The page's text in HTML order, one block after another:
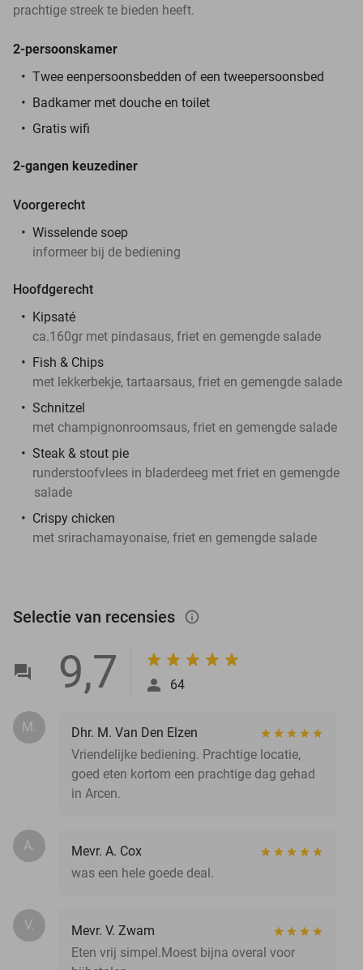
prachtige streek te bieden heeft.
2-persoonskamer
Twee eenpersoonsbedden of een tweepersoonsbed
Badkamer met douche en toilet
Gratis wifi
2-gangen keuzediner
Voorgerecht
Wisselende soep
informeer bij de bediening
Hoofdgerecht
Kipsaté
ca.160gr met pindasaus, friet en gemengde salade
Fish & Chips
met lekkerbekje, tartaarsaus, friet en gemengde salade
Schnitzel
met champignonroomsaus, friet en gemengde salade
Steak & stout pie
runderstoofvlees in bladerdeeg met friet en gemengde
salade
Crispy chicken
met srirachamayonaise, friet en gemengde salade
Selectie van recensies info_outlined
9,7 64
M.
Dhr. M. Van Den Elzen
Vriendelijke bediening. Prachtige locatie,
goed eten kortom een prachtige dag gehad
in Arcen.
A.
Mevr. A. Cox
was een hele goede deal.
V.
Mevr. V. Zwam
Eten vrij simpel.Moest bijna overal voor